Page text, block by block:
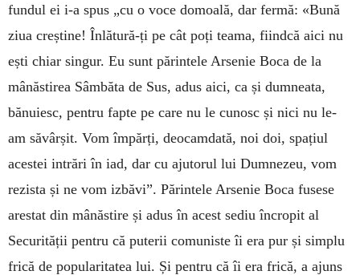
fundul ei i-a spus „cu o voce domoală, dar fermă: «Bună
ziua creștine! Înlătură-ți pe cât poți teama, fiindcă aici nu
ești chiar singur. Eu sunt părintele Arsenie Boca de la
mânăstirea Sâmbăta de Sus, adus aici, ca și dumneata,
bănuiesc, pentru fapte pe care nu le cunosc și nici nu le-
am săvârșit. Vom împărți, deocamdată, noi doi, spațiul
acestei intrări în iad, dar cu ajutorul lui Dumnezeu, vom
rezista și ne vom izbăvi”. Părintele Arsenie Boca fusese
arestat din mânăstire și adus în acest sediu încropit al
Securității pentru că puterii comuniste îi era pur și simplu
frică de popularitatea lui. Și pentru că îi era frică, a ajuns